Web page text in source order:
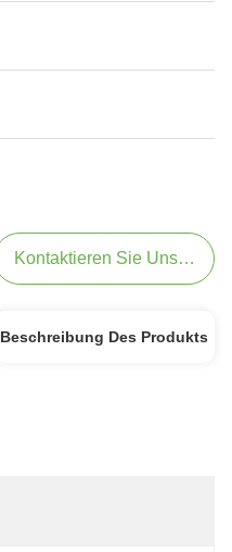
Kontaktieren Sie Uns Jetzt
Beschreibung Des Produkts